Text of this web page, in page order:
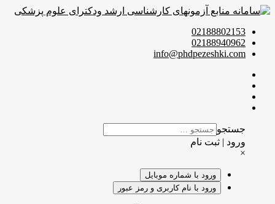
02188802153
02188940962
info@phdpezeshki.com
جستجو
ورود | ثبت نام
ورود با شماره موبایل
ورود با نام کاربری و رمز عبور